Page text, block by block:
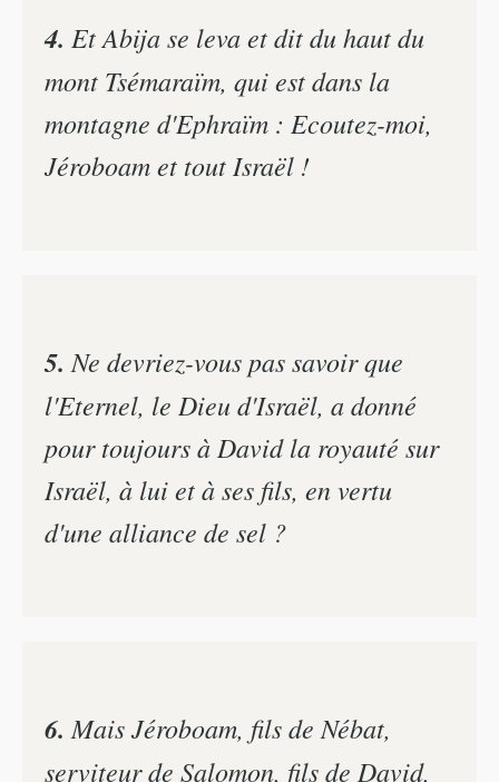
4. Et Abija se leva et dit du haut du
mont Tsémaraïm, qui est dans la
montagne d'Ephraïm : Ecoutez-moi,
Jéroboam et tout Israël !
5. Ne devriez-vous pas savoir que
l'Eternel, le Dieu d'Israël, a donné
pour toujours à David la royauté sur
Israël, à lui et à ses fils, en vertu
d'une alliance de sel ?
6. Mais Jéroboam, fils de Nébat,
serviteur de Salomon, fils de David,